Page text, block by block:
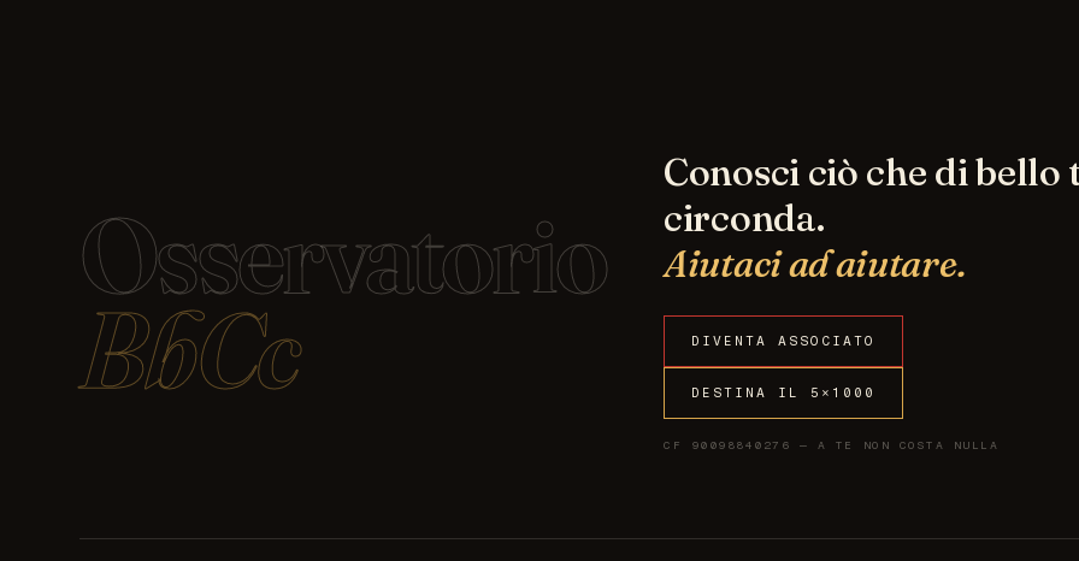
Osservatorio
BbCc
Conosci ciò che di bello
circonda.
Aiutaci ad aiutare.
DIVENTA ASSOCIATO
DESTINA IL 5×1000
CF 90098840276 — A TE NON COSTA NULLA